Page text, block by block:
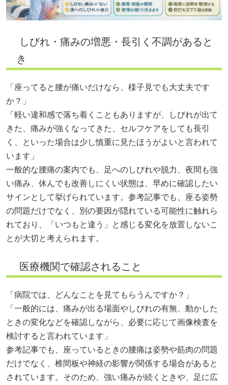
しびれ・痛みの増悪・長引く不調があると
き
「座ってると腰が痛いだけなら、様子見でも大丈夫です
か？」
「軽い違和感で落ち着くこともありますが、しびれが出て
きた、痛みが強くなってきた、セルフケアをしても長引
く、といった場合は少し慎重に見たほうがよいと言われて
います」
一般的な腰痛の案内でも、足へのしびれや脱力、夜間も強
い痛み、休んでも改善しにくい状態は、早めに確認したい
サインとして挙げられています。参考記事でも、座る姿勢
の問題だけでなく、別の要因が隠れている可能性に触れら
れており、「いつもと違う」と感じる変化を放置しないこ
とが大切と考えられます。
医療機関で確認されること
「病院では、どんなことを見てもらうんですか？」
「一般的には、痛みが出る場面やしびれの有無、動かした
ときの変化などを確認しながら、必要に応じて画像検査を
検討すると言われています」
参考記事でも、座っているときの腰痛は姿勢や筋肉の問題
だけでなく、椎間板や神経の影響が関係する場合があると
されています。そのため、強い痛みが続くときや、足に広